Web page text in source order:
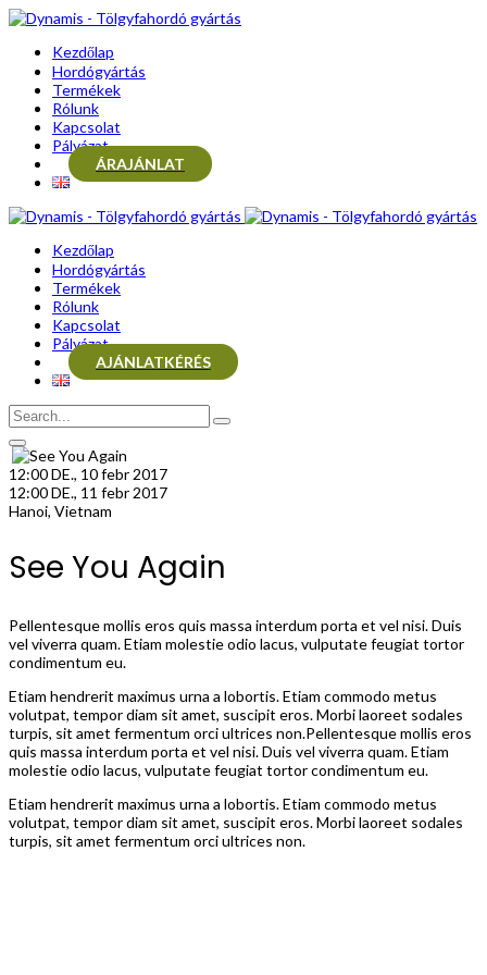
Kezdőlap
Hordógyártás
Termékek
Rólunk
Kapcsolat
Pályázat
ÁRAJÁNLAT
Kezdőlap
Hordógyártás
Termékek
Rólunk
Kapcsolat
Pályázat
AJÁNLATKÉRÉS
12:00 DE., 10 febr 2017
12:00 DE., 11 febr 2017
Hanoi, Vietnam
See You Again
Pellentesque mollis eros quis massa interdum porta et vel nisi. Duis
vel viverra quam. Etiam molestie odio lacus, vulputate feugiat tortor
condimentum eu.
Etiam hendrerit maximus urna a lobortis. Etiam commodo metus
volutpat, tempor diam sit amet, suscipit eros. Morbi laoreet sodales
turpis, sit amet fermentum orci ultrices non.Pellentesque mollis eros
quis massa interdum porta et vel nisi. Duis vel viverra quam. Etiam
molestie odio lacus, vulputate feugiat tortor condimentum eu.
Etiam hendrerit maximus urna a lobortis. Etiam commodo metus
volutpat, tempor diam sit amet, suscipit eros. Morbi laoreet sodales
turpis, sit amet fermentum orci ultrices non.